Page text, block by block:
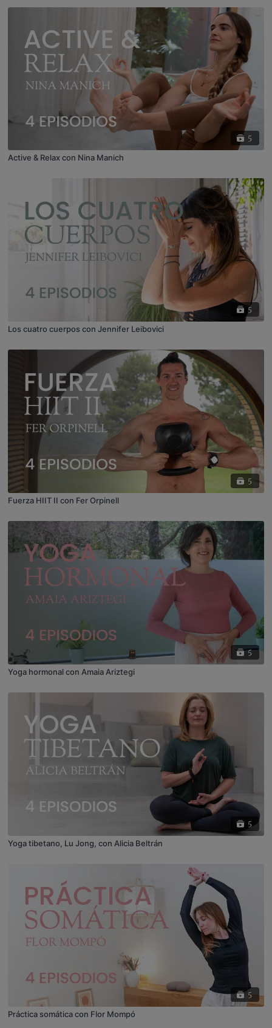
5
Active & Relax con Nina Manich
5
Los cuatro cuerpos con Jennifer Leibovici
5
Fuerza HIIT II con Fer Orpinell
5
Yoga hormonal con Amaia Ariztegi
5
Yoga tibetano, Lu Jong, con Alicia Beltrán
5
Práctica somática con Flor Mompó